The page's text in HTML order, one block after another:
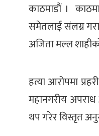
काठमाडौं ।
समेतलाई संलग्न
अजिता मल्ल
हत्या आरोपमा
महानगरीय अपराध
थप गरेर विस्तृत